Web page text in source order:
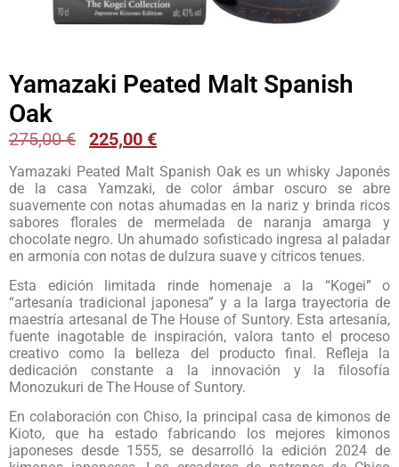
Yamazaki Peated Malt Spanish
Oak
275,00€ 225,00 €
Yamazaki Peated Malt Spanish Oak es un whisky Japonés
de la casa Yamzaki, de color ámbar oscuro se abre
suavemente con notas ahumadas en la nariz y brinda ricos
sabores florales de mermelada de naranja amarga y
chocolate negro. Un ahumado sofisticado ingresa al paladar
en armonía con notas de dulzura suave y cítricos tenues.
Esta edición limitada rinde homenaje a la “Kogei” o
“artesanía tradicional japonesa” y a la larga trayectoria de
maestría artesanal de The House of Suntory. Esta artesanía,
fuente inagotable de inspiración, valora tanto el proceso
creativo como la belleza del producto final. Refleja la
dedicación constante a la innovación y la filosofía
Monozukuri de The House of Suntory.
En colaboración con Chiso, la principal casa de kimonos de
Kioto, que ha estado fabricando los mejores kimonos
japoneses desde 1555, se desarrolló la edición 2024 de